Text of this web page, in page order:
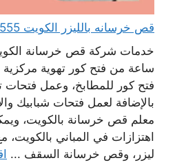
قص خرسانه بالليزر الكويت 65932555 فتح كور تكييف
ساعة من فتح كور تهوية
فتح كور للمطابخ، وعمل فتحات
بالإضافة لعمل فتحات شبابيك
معلم قص خرسانة بالكويت،
اهتزازات في المباني
ليزر، وقص خرسانة السقف ...